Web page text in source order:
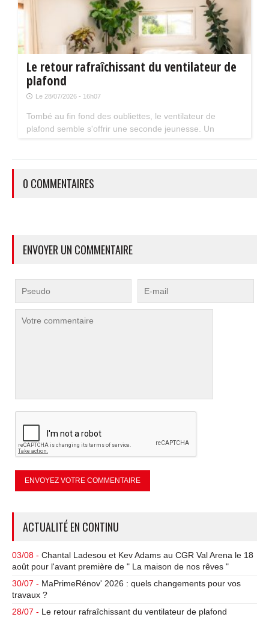
Le retour rafraîchissant du ventilateur de
plafond
Le 28/07/2026 - 16h07
Tombé au fin fond des oubliettes, le ventilateur de
plafond semble s'offrir une seconde jeunesse. Un
0 COMMENTAIRES
ENVOYER UN COMMENTAIRE
ACTUALITÉ EN CONTINU
03/08 - Chantal Ladesou et Kev Adams au CGR Val Arena le 18
août pour l'avant première de " La maison de nos rêves "
30/07 - MaPrimeRénov' 2026 : quels changements pour vos
travaux ?
28/07 - Le retour rafraîchissant du ventilateur de plafond